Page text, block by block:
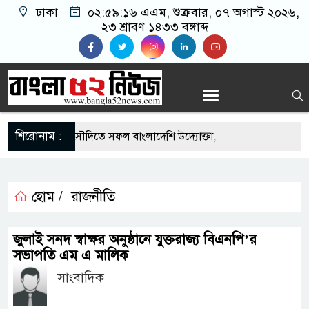
ঢাকা ০২:৫৯:১৬ এএম, শুক্রবার, ০৭ অগাস্ট ২০২৬,
২৩ শ্রাবণ ১৪৩৩ বঙ্গাব্দ
শিরোনাম :
এর সুযোগে সৌদিতে সফল বাংলাদেশি উদ্যোক্তা,
মাছে মিলল মাইক্রোপ্লাস্টিক, বেশি কই মাছে
ব্যবসায়িক অগ্রযাত্রায় নতুন অধ্যায়
স্থিতিশীল সরকার,প্রবাসীদের বিনিয়োগের এখনই
হোম / রাজনীতি
জুলাই সনদ স্বাক্ষর অনুষ্ঠানে যুক্তরাজ্য বিএনপি’র
সভাপতি এম এ মালিক
সাংবাদিক